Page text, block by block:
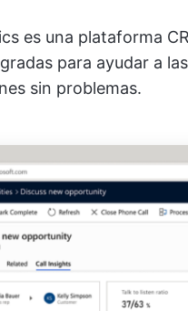
es una plataforma
para ayudar a
sin problemas.